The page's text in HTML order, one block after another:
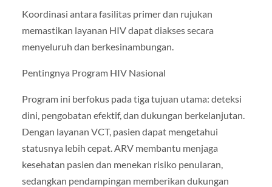
Koordinasi antara fasilitas primer dan rujukan
memastikan layanan HIV dapat diakses secara
menyeluruh dan berkesinambungan.
Pentingnya Program HIV Nasional
Program ini berfokus pada tiga tujuan utama: deteksi
dini, pengobatan efektif, dan dukungan berkelanjutan.
Dengan layanan VCT, pasien dapat mengetahui
statusnya lebih cepat. ARV membantu menjaga
kesehatan pasien dan menekan risiko penularan,
sedangkan pendampingan memberikan dukungan